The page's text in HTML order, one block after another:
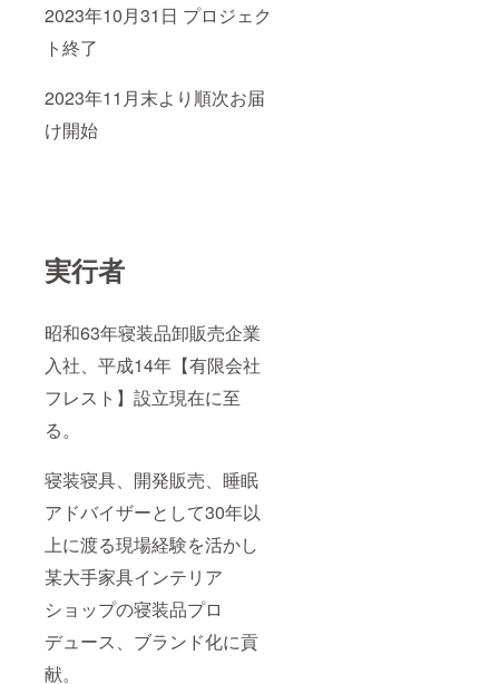
2023年10月31日 プロジェク
ト終了
2023年11月末より順次お届
け開始
実行者
昭和63年寝装品卸販売企業
入社、平成14年【有限会社
フレスト】設立現在に至
る。
寝装寝具、開発販売、睡眠
アドバイザーとして30年以
上に渡る現場経験を活かし
某大手家具インテリア
ショップの寝装品プロ
デュース、ブランド化に貢
献。